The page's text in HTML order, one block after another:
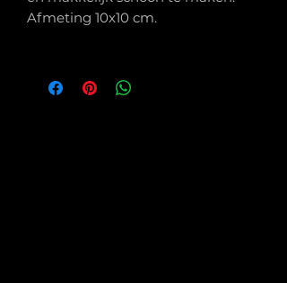
Afmeting 10x10 cm.